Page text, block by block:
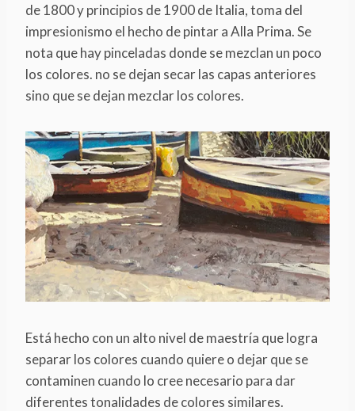
de 1800 y principios de 1900 de Italia, toma del
impresionismo el hecho de pintar a Alla Prima. Se
nota que hay pinceladas donde se mezclan un poco
los colores. no se dejan secar las capas anteriores
sino que se dejan mezclar los colores.
Está hecho con un alto nivel de maestría que logra
separar los colores cuando quiere o dejar que se
contaminen cuando lo cree necesario para dar
diferentes tonalidades de colores similares.